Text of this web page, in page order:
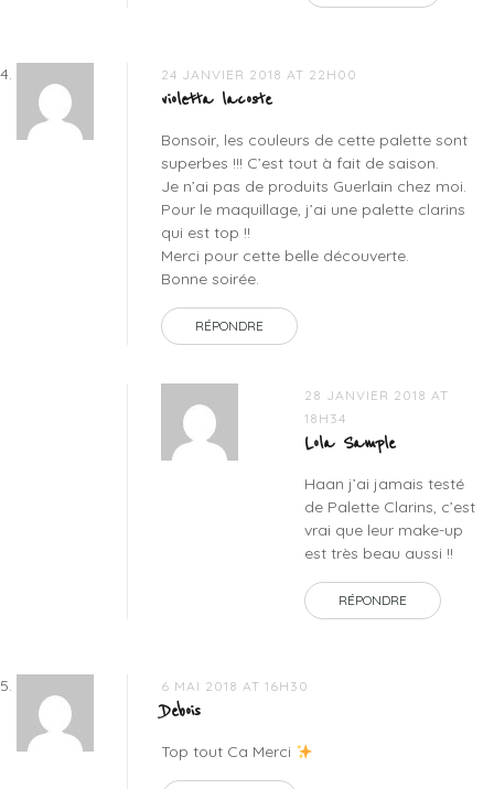
24 JANVIER 2018 AT 22H00
violetta lacoste
Bonsoir, les couleurs de cette palette sont
superbes !!! C’est tout à fait de saison.
Je n’ai pas de produits Guerlain chez moi.
Pour le maquillage, j’ai une palette clarins
qui est top !!
Merci pour cette belle découverte.
Bonne soirée.
RÉPONDRE
28 JANVIER 2018 AT
18H34
Lola Sample
Haan j’ai jamais testé
de Palette Clarins, c’est
vrai que leur make-up
est très beau aussi !!
RÉPONDRE
6 MAI 2018 AT 16H30
Debois
Top tout Ca Merci